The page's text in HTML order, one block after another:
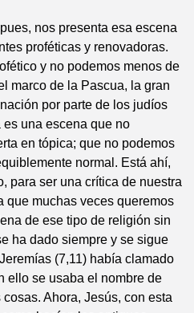
nos presenta esa escena
proféticas y renovadoras.
y no podemos menos de
marco de la Pascua, la gran
por parte de los judíos
una escena que no
en tópica; que no podemos
normal. Está ahí,
para ser una crítica de nuestra
que muchas veces queremos
de ese tipo de religión sin
ha dado siempre y se sigue
(7,11) había clamado
ello se usaba el nombre de
Ahora, Jesús, con esta